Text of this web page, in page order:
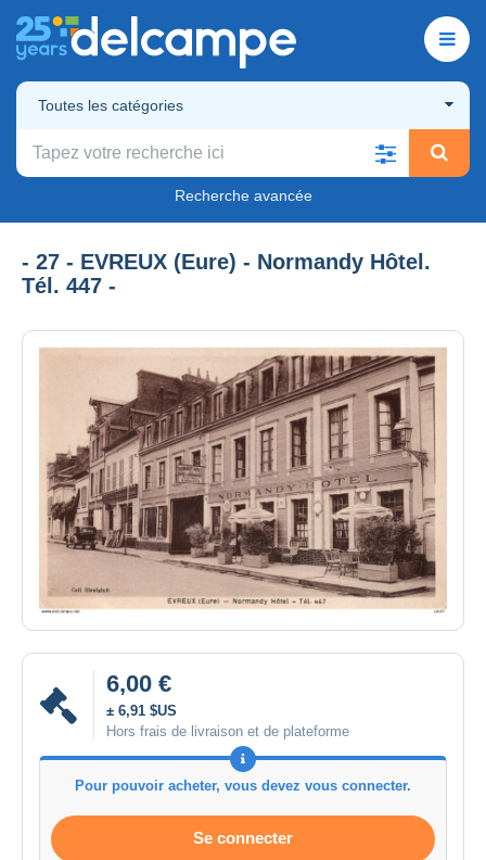
Toutes les catégories
Recherche avancée
- 27 - EVREUX (Eure) - Normandy Hôtel.
Tél. 447 -
6,00 €
± 6,91 $US
Hors frais de livraison et de plateforme
Pour pouvoir acheter, vous devez vous connecter.
Se connecter